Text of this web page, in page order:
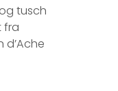
tusch
fra
d’Ache